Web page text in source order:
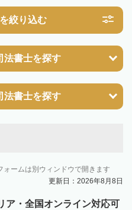
絞り込む
法書士を探す
法書士を探す
ームは別ウィンドウで開きます
更新日：2026年8月8日
ア・全国オンライン対応可